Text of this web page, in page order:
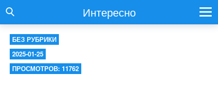
Интересно
БЕЗ РУБРИКИ
2025-01-25
ПРОСМОТРОВ: 11762